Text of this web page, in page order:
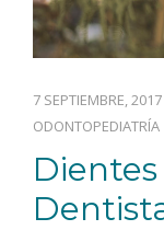
7 SEPTIEMBRE, 2017
ODONTOPEDIATRÍA